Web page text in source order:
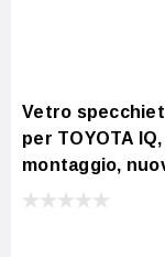
Vetro
per TOYOTA
montaggio,